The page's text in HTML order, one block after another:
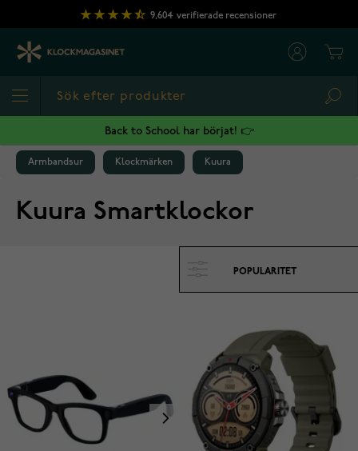
Hoppa till innehållet
9,604 verifierade recensioner
Back to School har börjat! 👉
Armbandsur Klockmärken Kuura
Kuura Smartklockor